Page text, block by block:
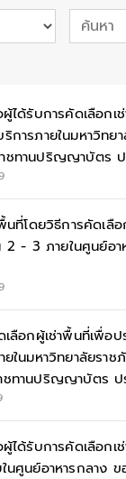
ได้รับการคัดเลือก
ริการภายในมหาวิท
ชทานปริญญาบัตร ป
นที่โดยวิธีการคัดเลื
2 - 3 ภายในศูนย์อา
ลือกผู้เช่าพื้นที่เพื่อป
ยในมหาวิทยาลัยรา
ชทานปริญญาบัตร ป
ได้รับการคัดเลือก
ในศูนย์อาหารกลาง